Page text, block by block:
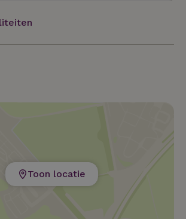
bent u hier op de juiste plek.
Toon locatie